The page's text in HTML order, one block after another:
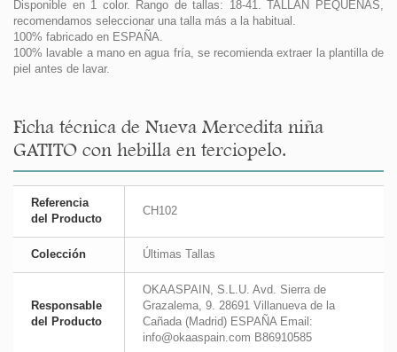
Disponible en 1 color. Rango de tallas: 18-41. TALLAN PEQUEÑAS,
recomendamos seleccionar una talla más a la habitual.
100% fabricado en ESPAÑA.
100% lavable a mano en agua fría, se recomienda extraer la plantilla de
piel antes de lavar.
Ficha técnica de Nueva Mercedita niña
GATITO con hebilla en terciopelo.
Referencia
del Producto
CH102
Colección Últimas Tallas
Responsable
del Producto
OKAASPAIN, S.L.U. Avd. Sierra de
Grazalema, 9. 28691 Villanueva de la
Cañada (Madrid) ESPAÑA Email:
info@okaaspain.com B86910585